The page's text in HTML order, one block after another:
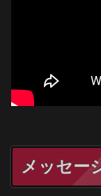
メッセー